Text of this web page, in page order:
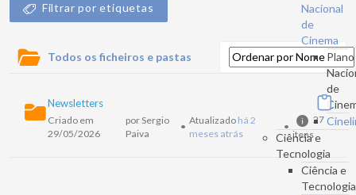
Nacional
de
Cinema
Plano
de
Ciência e
Tecnologia
Ciência e
Tecnologia
Filtrar por etiquetas
Todos os ficheiros e pastas
Newsletters
Criado em
29/05/2026
por Sergio
Paiva
•
Atualizado há 2
meses atrás
•
27
itens